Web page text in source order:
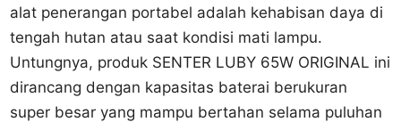
alat penerangan portabel adalah kehabisan daya di
tengah hutan atau saat kondisi mati lampu.
Untungnya, produk SENTER LUBY 65W ORIGINAL ini
dirancang dengan kapasitas baterai berukuran
super besar yang mampu bertahan selama puluhan